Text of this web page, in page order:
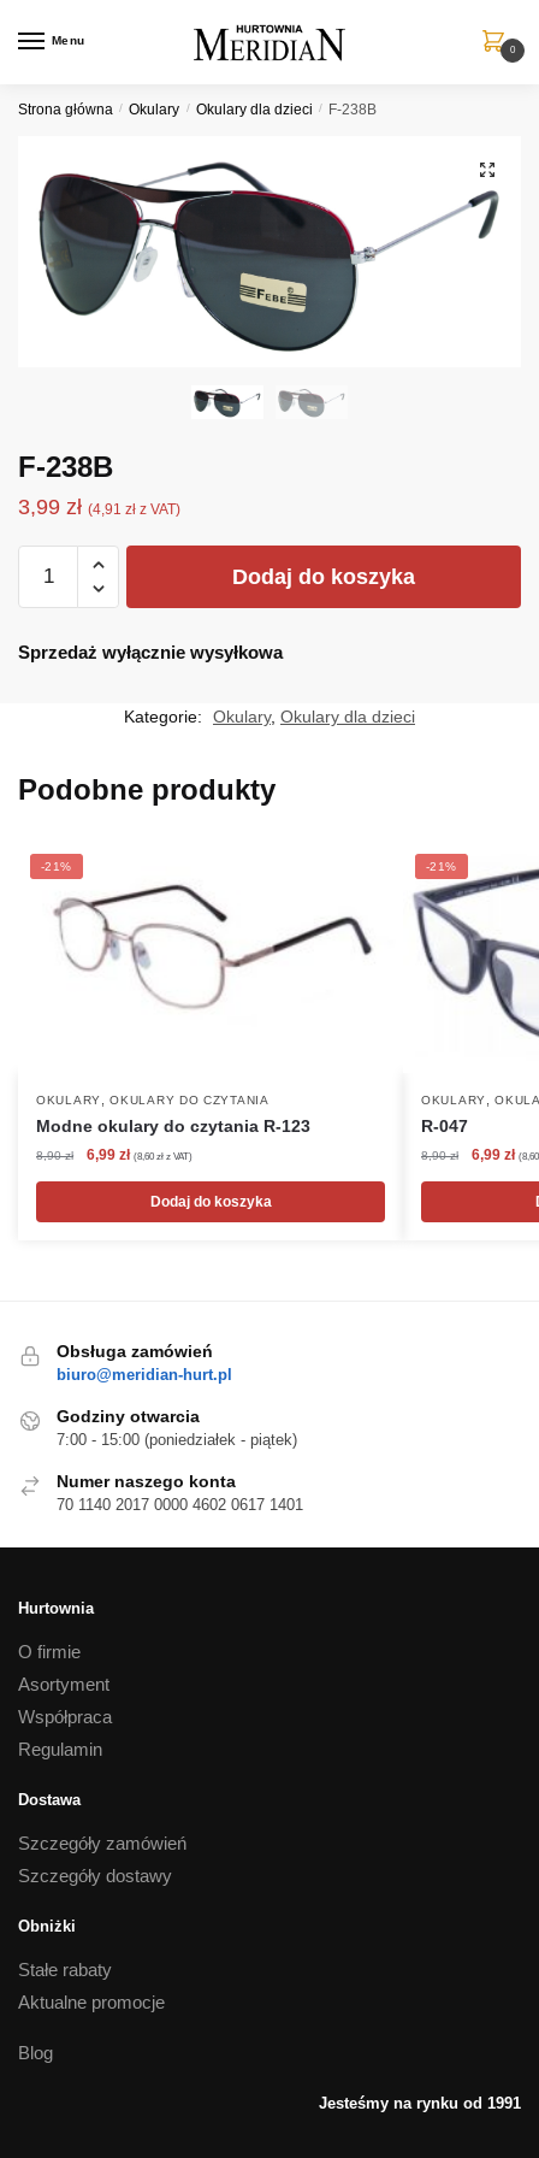
Menu
0
Strona główna / Okulary / Okulary dla dzieci / F-238B
F-238B
3,99 zł (4,91 zł z VAT)
Dodaj do koszyka
Sprzedaż wyłącznie wysyłkowa
Kategorie: Okulary, Okulary dla dzieci
Podobne produkty
-21%
OKULARY ,OKULARY DO CZYTANIA
Modne okulary do czytania R-123
8,90zł
Pierwotna
8,90 zł.
6,99 złAktualna
wynosi:
6,99 zł.
(8,60 zł z VAT)
Dodaj do koszyka
-21%
OKULARY ,
R-047
8,90zł
Pierwotna
8,90 zł.
6,99 zł (
Obsługa zamówień
biuro@meridian-hurt.pl
Godziny otwarcia
7:00 - 15:00 (poniedziałek - piątek)
Numer naszego konta
70 1140 2017 0000 4602 0617 1401
Hurtownia
O firmie
Asortyment
Współpraca
Regulamin
Dostawa
Szczegóły zamówień
Szczegóły dostawy
Obniżki
Stałe rabaty
Aktualne promocje
Blog
Jesteśmy na rynku od 1991